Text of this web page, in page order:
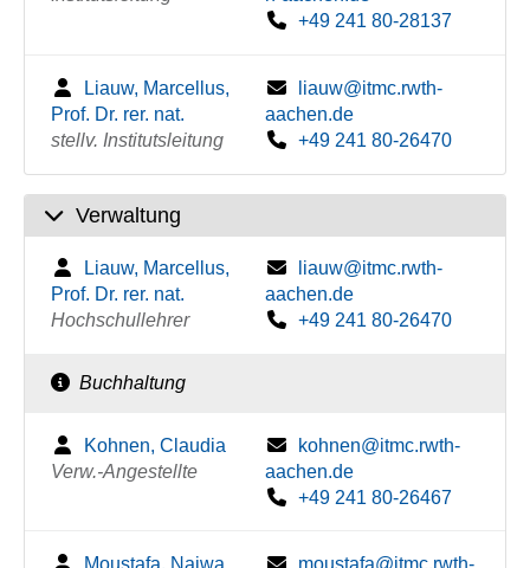
+49 241 80-28137
Liauw, Marcellus,
Prof. Dr. rer. nat.
stellv. Institutsleitung
liauw@itmc.rwth-
aachen.de
+49 241 80-26470
Verwaltung
Liauw, Marcellus,
Prof. Dr. rer. nat.
Hochschullehrer
liauw@itmc.rwth-
aachen.de
+49 241 80-26470
Buchhaltung
Kohnen, Claudia
Verw.-Angestellte
kohnen@itmc.rwth-
aachen.de
+49 241 80-26467